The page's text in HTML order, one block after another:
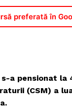
preferată în
a pensionat la
(CSM) a